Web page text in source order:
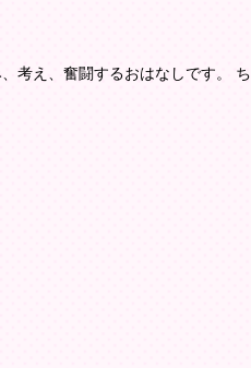
考え、奮闘するおはなしです。 ち